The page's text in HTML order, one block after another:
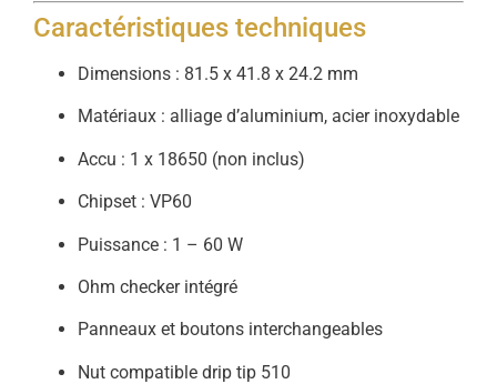
Caractéristiques techniques
Dimensions : 81.5 x 41.8 x 24.2 mm
Matériaux : alliage d’aluminium, acier inoxydable
Accu : 1 x 18650 (non inclus)
Chipset : VP60
Puissance : 1 – 60 W
Ohm checker intégré
Panneaux et boutons interchangeables
Nut compatible drip tip 510